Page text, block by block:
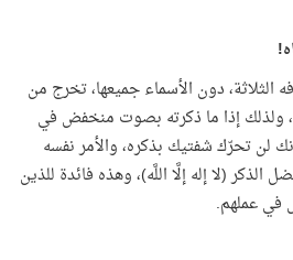
دون الأسماء جميعها، تخرج من
ولذلك إذا ما ذكرته بصوت منخفض في
لن تحرّك شفتيك بذكره، والأمر نفسه
(لا إله إلَّا اللَّه)، وهذه فائدة للذين
في عملهم.